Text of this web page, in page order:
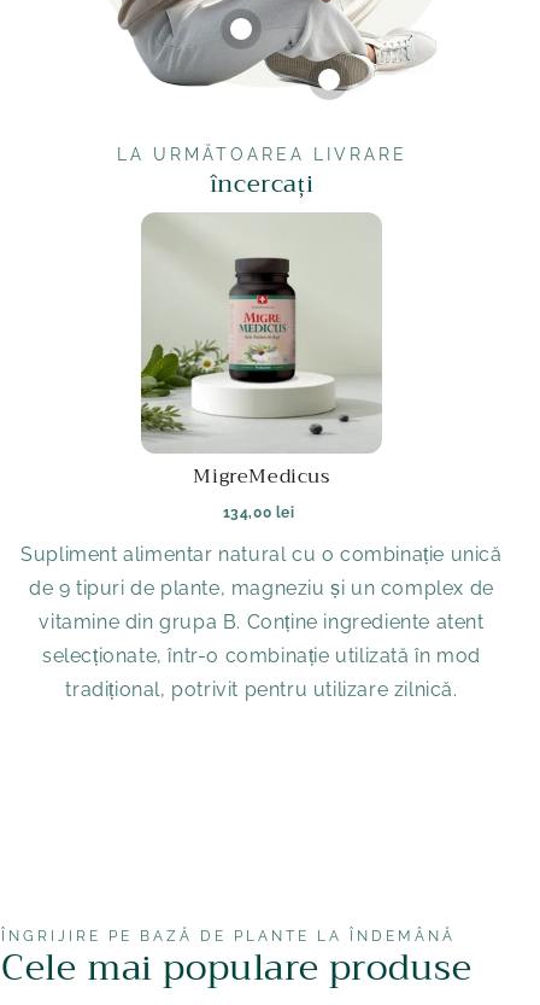
LA URMĂTOAREA LIVRARE
încercați
MigreMedicus
134,00 lei
Supliment alimentar natural cu o combinație unică
de 9 tipuri de plante, magneziu și un complex de
vitamine din grupa B. Conține ingrediente atent
selecționate, într-o combinație utilizată în mod
tradițional, potrivit pentru utilizare zilnică.
ÎNGRIJIRE PE BAZĂ DE PLANTE LA ÎNDEMÂNĂ
Cele mai populare produse